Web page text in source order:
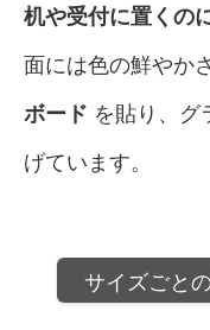
机や受付に置くの
面には色の鮮やか
ボード を貼り、グ
げています。
サイズごと